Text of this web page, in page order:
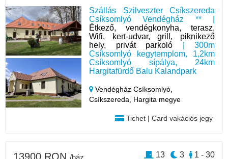
Szállás Szilveszter Csíkszereda
Csíksomlyó Vendégház ** |
Étkező, vendégkonyha, terasz,
Wifi, kert-udvar, grill, piknikező
hely, privát parkoló | 300m
Csíksomlyó kegytemplom, 1,2km
Csíksomlyó sípálya, 24km
Hargitafürdő Balu Kalandpark
Vendégház Csíksomlyó,
Csíkszereda, Hargita megye
Tichet | Card vakációs jegy
13900 RON /ház 1 - 30
3
13